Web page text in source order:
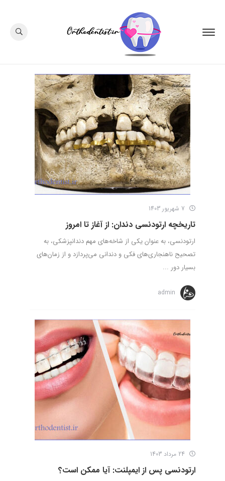
تاریخچه ارتودنسی دندان: از آغاز تا امروز
ارتودنسی، به عنوان یکی از شاخه‌های مهم دندانپزشکی، به
تصحیح ناهنجاری‌های فکی و دندانی می‌پردازد و از زمان‌های
بسیار دور ...
admin
ارتودنسی پس از ایمپلنت: آیا ممکن است؟